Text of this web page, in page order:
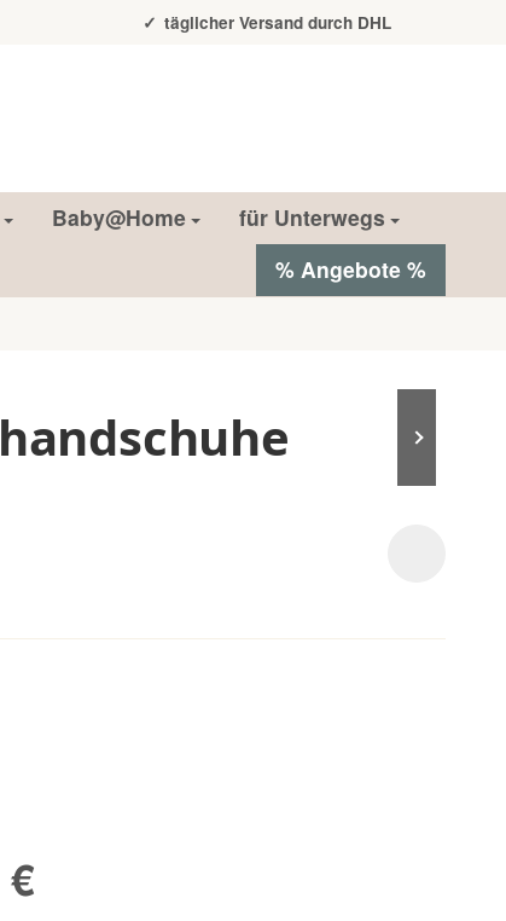
täglicher Versand durch DHL
Baby@Home
für Unterwegs
% Angebote %